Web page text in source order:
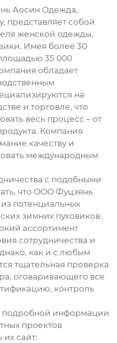
Аосин Одежда,
представляет собой
женской одежды,
. Имея более 30
35 000
обладает
на
и торговле, что
весь процесс – от
Компания
качеству и
международным
с подобными
что ООО Фуцзянь
потенциальных
зимних пуховиков.
ассортимент
сотрудничества и
как и с любым
тщательная проверка
оговаривающего все
контроль
подробной информации
проектов
сайт: